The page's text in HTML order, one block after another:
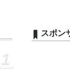
スポン